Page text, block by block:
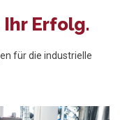
Erfolg.
für die industrielle